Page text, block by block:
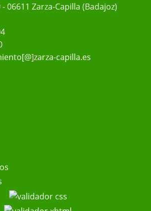
06611 Zarza-Capilla (Badajoz)
capilla.es